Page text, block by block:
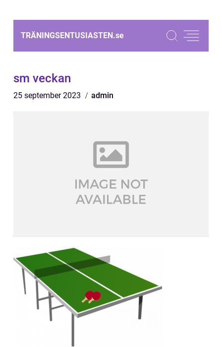
TRÄNINGSENTUSIASTEN.se
sm veckan
25 september 2023 admin